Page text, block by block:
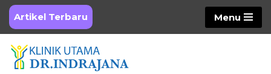
Skip
to
content
Artikel Terbaru Menu